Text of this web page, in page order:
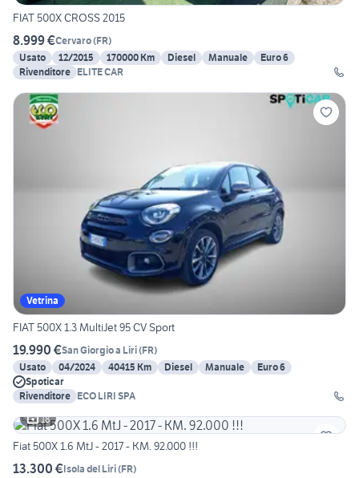
FIAT 500X CROSS 2015
8.999 €Cervaro(FR)
Usato
12/2015 170000 Km Diesel Manuale
Euro 6
Rivenditore ELITE CAR
Vetrina
FIAT 500X 1.3 MultiJet 95 CV Sport
19.990 €San Giorgio a Liri(FR)
Usato
04/2024 40415 Km Diesel Manuale
Euro 6
Spoticar
Rivenditore ECO LIRI SPA
18
Fiat 500X 1.6 MtJ - 2017 - KM. 92.000 !!!
13.300 €Isola del Liri(FR)